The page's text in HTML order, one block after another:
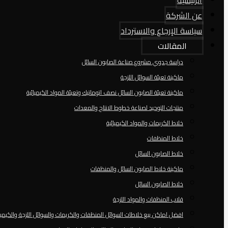
عن الشركة
سياسة الإرجاع والاسترداد
المقالات
دراسة جدوي مشروع صناعة الصابون السائل
ماكينة تعبئة السوائل اللزجة
ماكينة تعبئة الصابون السائل نصف اتوماتيك وتعبئة المواد الكيميائية
منتجات التوحيد لصناعة خطوط الانتاج والمعدات
خلاط الكريمات والمواد الكيميائية
خلاط المنظفات
خلاط الصابون السائل
ماكينة خلاط الصابون السائل والمنظفات
خلاط الصابون السائل
قلاب المنظفات والمواد اللزجة
افضل اماكن بيع خلاطات السوائل المنظفات والكريمات والسوائل اللزجة